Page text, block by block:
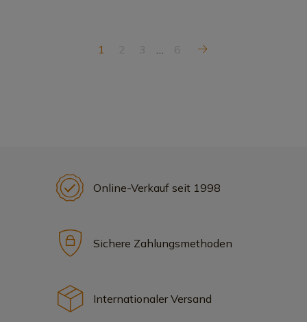
1 2 3 … 6
Online-Verkauf seit 1998
Sichere Zahlungsmethoden
Internationaler Versand